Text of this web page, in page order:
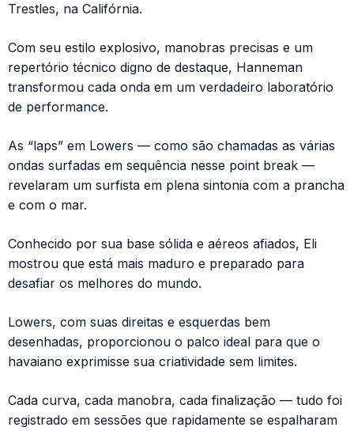
Trestles, na Califórnia.
Com seu estilo explosivo, manobras precisas e um
repertório técnico digno de destaque, Hanneman
transformou cada onda em um verdadeiro laboratório
de performance.
As “laps” em Lowers — como são chamadas as várias
ondas surfadas em sequência nesse point break —
revelaram um surfista em plena sintonia com a prancha
e com o mar.
Conhecido por sua base sólida e aéreos afiados, Eli
mostrou que está mais maduro e preparado para
desafiar os melhores do mundo.
Lowers, com suas direitas e esquerdas bem
desenhadas, proporcionou o palco ideal para que o
havaiano exprimisse sua criatividade sem limites.
Cada curva, cada manobra, cada finalização — tudo foi
registrado em sessões que rapidamente se espalharam